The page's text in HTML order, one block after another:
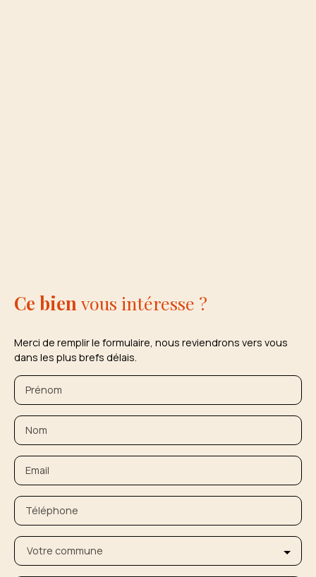
Ce bien vous intéresse ?
Merci de remplir le formulaire, nous reviendrons vers vous
dans les plus brefs délais.
Prénom
Nom
Email
Téléphone
Votre commune